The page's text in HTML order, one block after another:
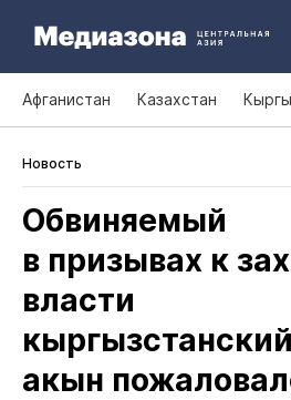
Афганистан Казахстан
Новость
Обвиняемый
в призывах к
власти
кыргызстанский
акын